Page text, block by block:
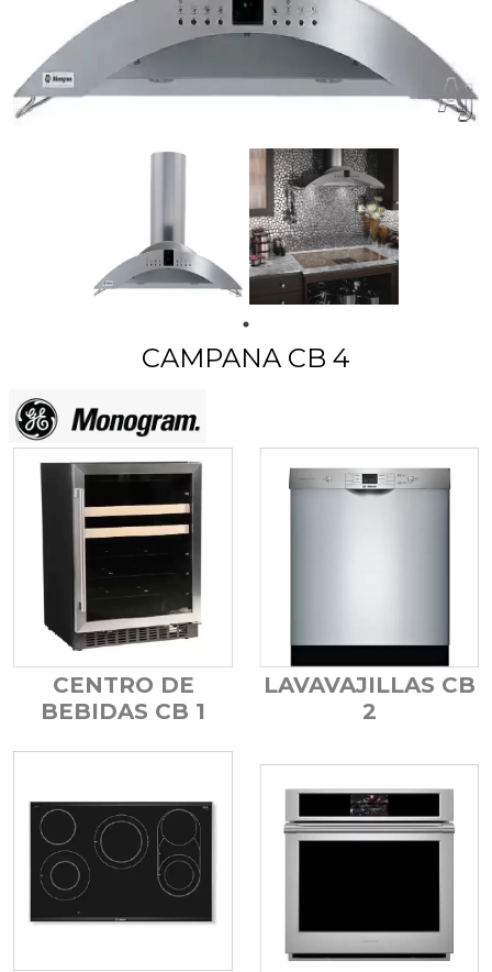
CAMPANA CB 4
CENTRO DE
BEBIDAS CB 1
LAVAVAJILLAS CB
2